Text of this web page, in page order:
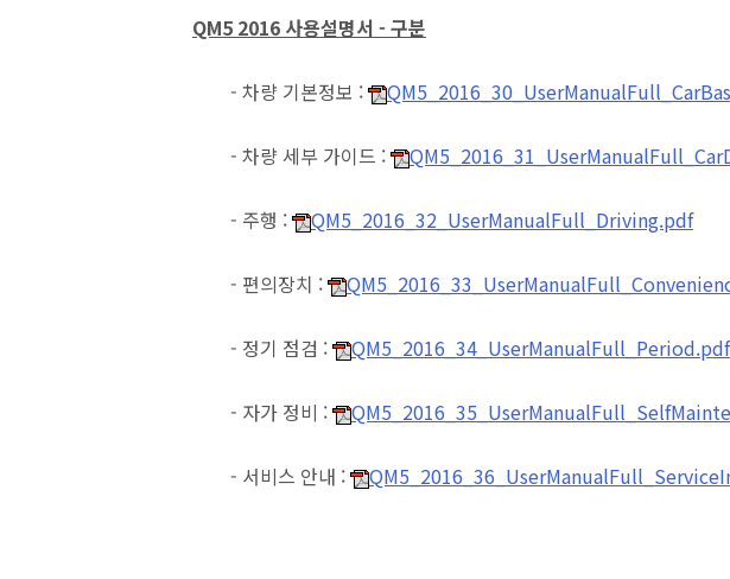
QM5 2016 사용설명서 - 구분
- 차량 기본정보 :
- 차량 세부 가이드 :
- 주행 : QM5_2016_32_UserManualFull_Driving.pdf
- 편의장치 :
- 정기 점검 : QM5_2016_34_UserManualFull_Period.pdf
- 자가 정비 :
- 서비스 안내 :